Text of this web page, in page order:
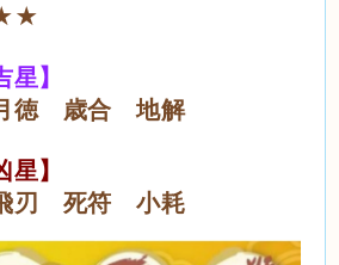
星】
徳 歳合 地解
星】
刃 死符 小耗